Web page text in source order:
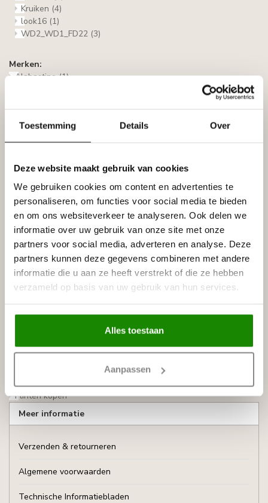
Toestemming Details Over
Deze website maakt gebruik van cookies
We gebruiken cookies om content en advertenties te
personaliseren, om functies voor social media te bieden
en om ons websiteverkeer te analyseren. Ook delen we
informatie over uw gebruik van onze site met onze
partners voor social media, adverteren en analyse. Deze
partners kunnen deze gegevens combineren met andere
informatie die u aan ze heeft verstrekt of die ze hebben
verzameld op basis van uw gebruik van hun services.
Alles toestaan
Aanpassen
Kruiken (4)
look16 (1)
WD2_WD1_FD22 (3)
Merken:
Alabastine(1)
Countryfield(51)
Grand Decor(263)
Homestar Sierlijsten(0)
Italstyl(9)
Klikcaps(2)
Lijst & Ornament(129)
Luxstyl(0)
NMC (249)
NOËL & MARQUET
Prestige Decor(9)
Tesori(24)
Vidella(46)
Gordijnkoof maken of kopen?
Sfeerverlichting boven gordijnen
Wat is het verschil tussen kroonlijsten en kooflijsten?
Bouwen aan gastvrijheid in Amsterdam: Citadines Canal Hotel
Plinten kopen
Meer informatie
Verzenden & retourneren
Algemene voorwaarden
Technische Informatiebladen